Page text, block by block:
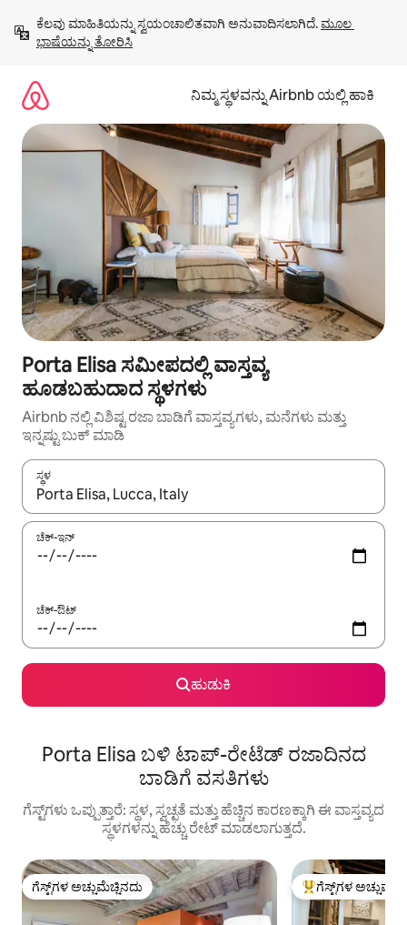
ಹೋಗಿ
ಕೆಲವು ಮಾಹಿತಿಯನ್ನು ಸ್ವಯಂಚಾಲಿತವಾಗಿ ಅನುವಾದಿಸಲಾಗಿದೆ. ಮೂಲ
ಭಾಷೆಯನ್ನು ತೋರಿಸಿ
ನಿಮ್ಮ ಸ್ಥಳವನ್ನು Airbnb ಯಲ್ಲಿ ಹಾಕಿ
Porta Elisa ಸಮೀಪದಲ್ಲಿ ವಾಸ್ತವ್ಯ
ಹೂಡಬಹುದಾದ ಸ್ಥಳಗಳು
Airbnb ನಲ್ಲಿ ವಿಶಿಷ್ಟ ರಜಾ ಬಾಡಿಗೆ ವಾಸ್ತವ್ಯಗಳು, ಮನೆಗಳು ಮತ್ತು
ಇನ್ನಷ್ಟು ಬುಕ್ ಮಾಡಿ
ಸ್ಥಳ
ಫಲಿತಾಂಶಗಳು ಲಭ್ಯವಿರುವಾಗ, ಅಪ್ ಮತ್ತು ಡೌನ್ ಬಾಣದ ಕೀಲಿಗಳೊಂದಿಗೆ
ಚೆಕ್-ಇನ್
ಚೆಕ್-ಔಟ್
ಹುಡುಕಿ
Porta Elisa ಬಳಿ ಟಾಪ್-ರೇಟೆಡ್ ರಜಾದಿನದ
ಬಾಡಿಗೆ ವಸತಿಗಳು
ಗೆಸ್ಟ್‌ಗಳು ಒಪ್ಪುತ್ತಾರೆ: ಸ್ಥಳ, ಸ್ವಚ್ಛತೆ ಮತ್ತು ಹೆಚ್ಚಿನ ಕಾರಣಕ್ಕಾಗಿ ಈ ವಾಸ್ತವ್ಯದ
ಸ್ಥಳಗಳನ್ನು ಹೆಚ್ಚು ರೇಟ್ ಮಾಡಲಾಗುತ್ತದೆ.
ಗೆಸ್ಟ್‌ಗಳ ಅಚ್ಚುಮೆಚ್ಚಿನದು
ಗೆಸ್ಟ್‌ಗಳ ಅಚ್ಚುಮೆಚ್ಚಿನದು ಗೆಸ್ಟ್‌ಗಳಿಗೆ ಅತಿ ಹೆಚ್ಚು
ಗೆಸ್ಟ್‌ಗಳ